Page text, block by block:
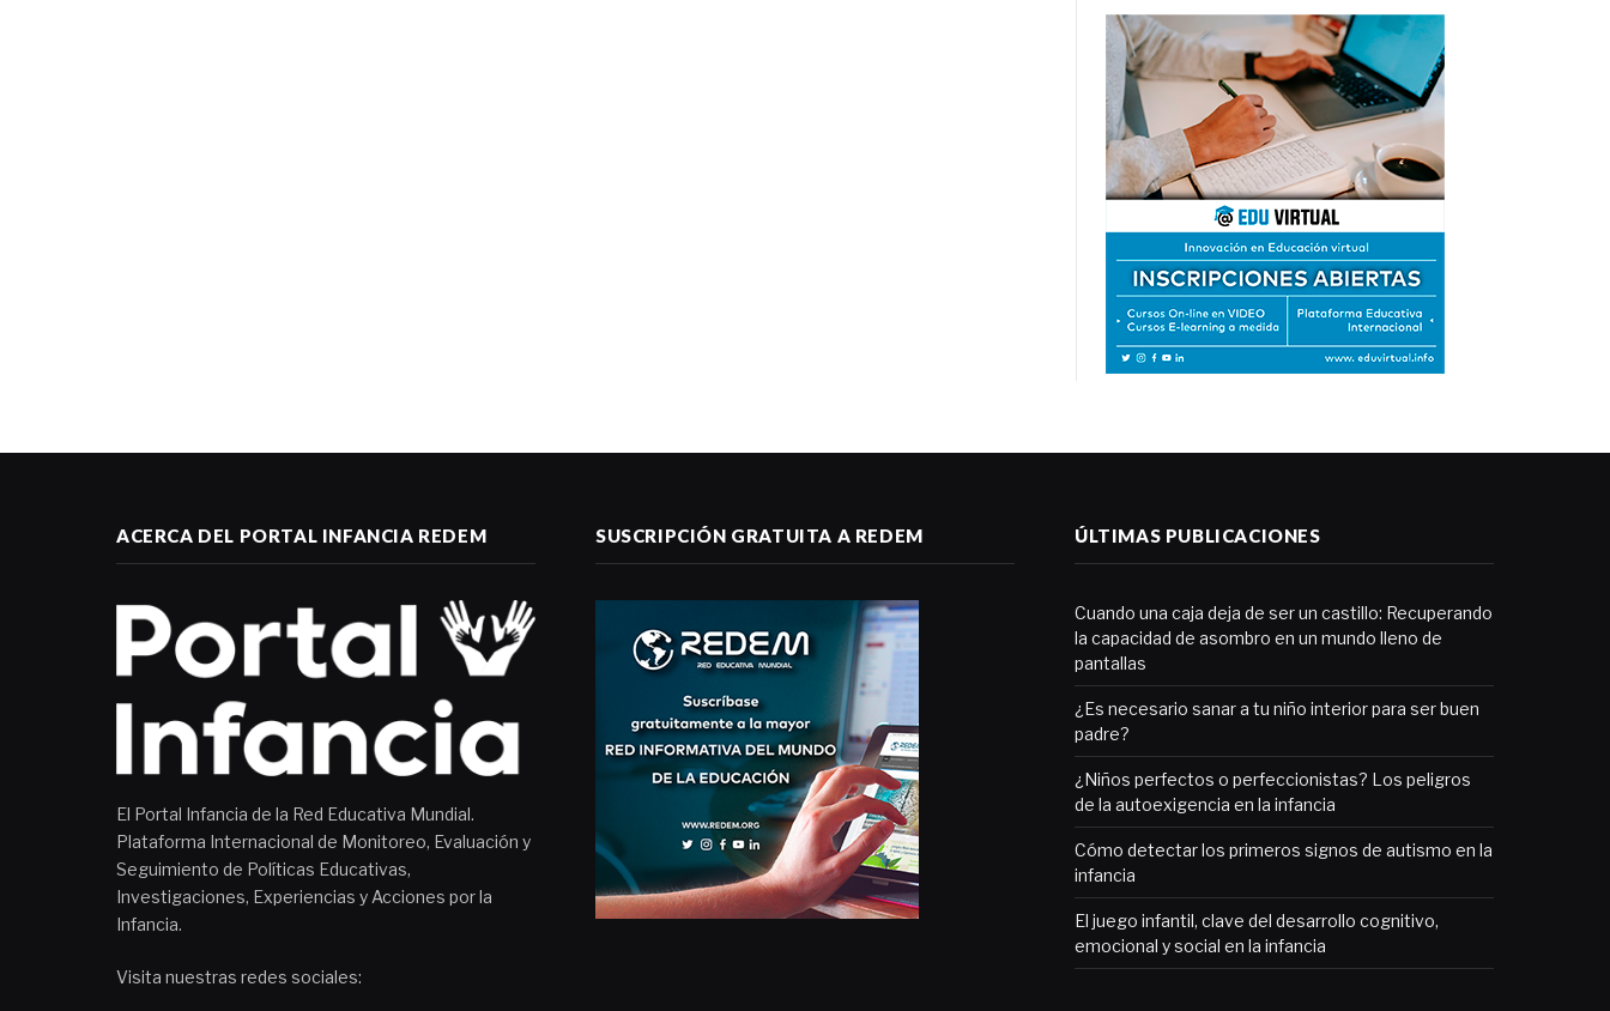
ACERCA DEL PORTAL INFANCIA REDEM
El Portal Infancia de la Red Educativa Mundial.
Plataforma Internacional de Monitoreo, Evaluación y
Seguimiento de Políticas Educativas,
Investigaciones, Experiencias y Acciones por la
Infancia.
Visita nuestras redes sociales:
SUSCRIPCIÓN GRATUITA A REDEM ÚLTIMAS PUBLICACIONES
Cuando una caja deja de ser un castillo: Recuperando
la capacidad de asombro en un mundo lleno de
pantallas
¿Es necesario sanar a tu niño interior para ser buen
padre?
¿Niños perfectos o perfeccionistas? Los peligros
de la autoexigencia en la infancia
Cómo detectar los primeros signos de autismo en la
infancia
El juego infantil, clave del desarrollo cognitivo,
emocional y social en la infancia